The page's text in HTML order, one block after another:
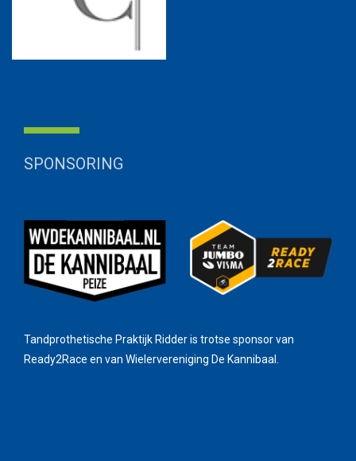
SPONSORING
Tandprothetische Praktijk Ridder is trotse sponsor van
Ready2Race en van Wielervereniging De Kannibaal.